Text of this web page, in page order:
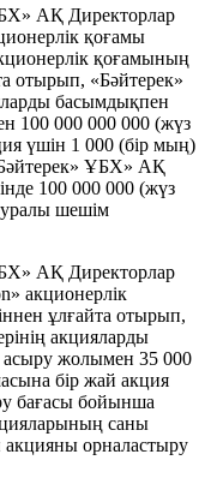
АҚ Директорлар
қоғамы
қоғамының
отырып, «Бәйтерек»
басымдықпен
100 000 000 000 (жүз
үшін 1 000 (бір мың)
ҰБХ» АҚ
100 000 000 (жүз
шешім
АҚ Директорлар
акционерлік
ұлғайта отырып,
акцияларды
жолымен 35 000
бір жай акция
бағасы бойынша
саны
орналастыру